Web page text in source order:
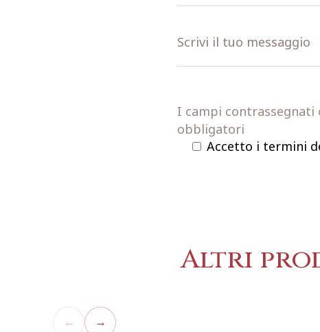
I campi contrassegnati
obbligatori
Accetto i termini
Altri
← →